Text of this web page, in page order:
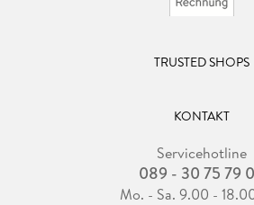
TRUSTED SHOPS
KONTAKT
Servicehotline
089 - 30 75 79
Mo. - Sa. 9.00 -